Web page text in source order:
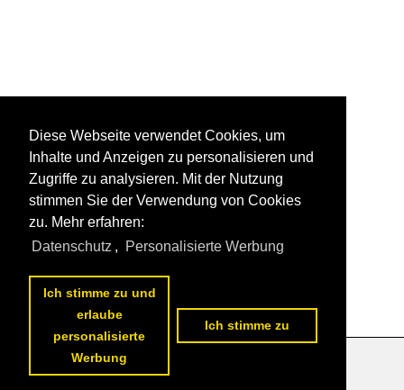
Diese Webseite verwendet Cookies, um
Inhalte und Anzeigen zu personalisieren und
Zugriffe zu analysieren. Mit der Nutzung
stimmen Sie der Verwendung von Cookies
zu. Mehr erfahren:
Datenschutz , Personalisierte Werbung
Ich stimme zu und
erlaube
personalisierte
Werbung
Ich stimme zu